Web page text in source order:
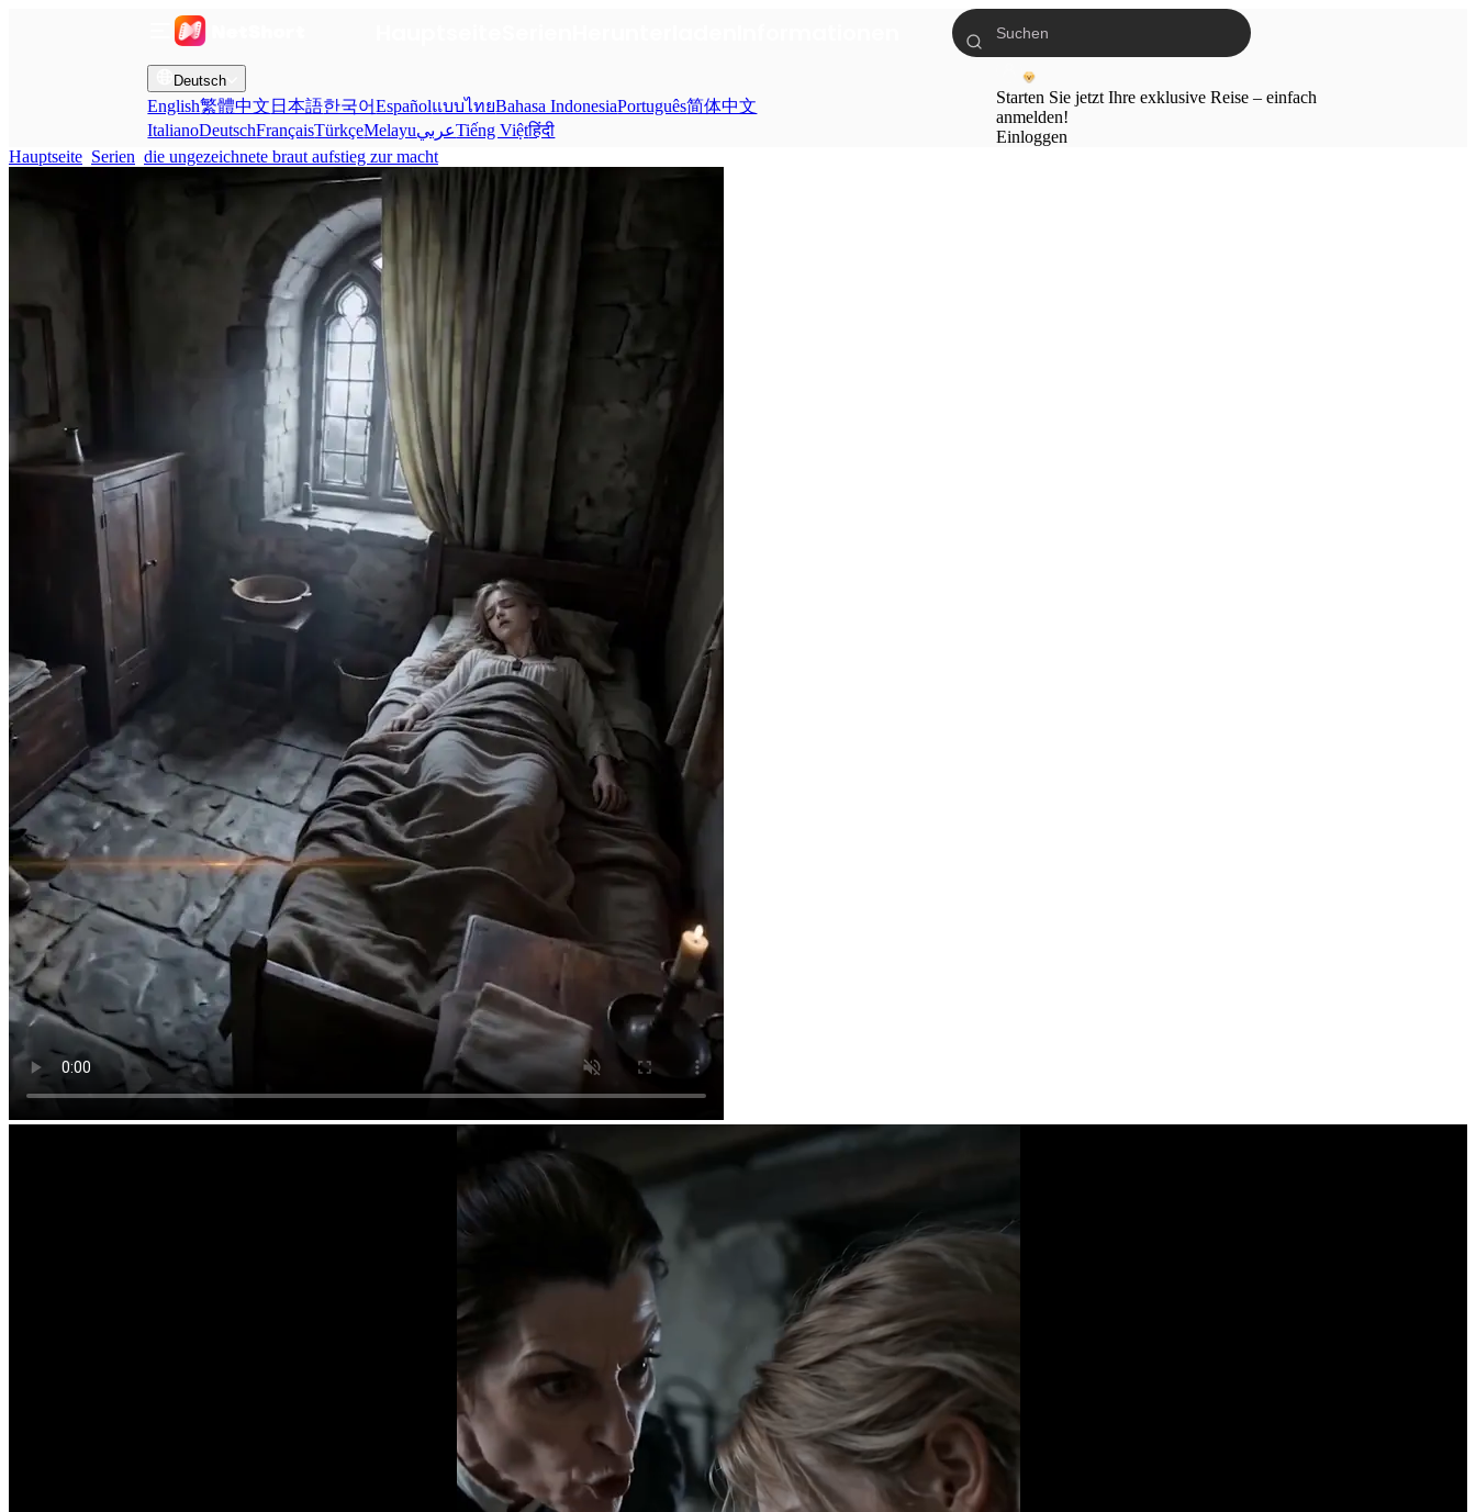
Deutsch
English繁體中文 日本語한국어EspañolแบบไทยBahasa IndonesiaPortuguês简体中文
ItalianoDeutschFrançaisTürkçeMelayuعربيTiếng Việtहिंदी
Starten Sie jetzt Ihre exklusive Reise – einfach
anmelden!
Einloggen
Hauptseite Serien die ungezeichnete braut aufstieg zur macht